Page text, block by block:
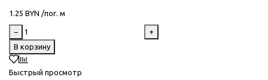
1.25 BYN /пог. м
−
+
В корзину
Быстрый просмотр